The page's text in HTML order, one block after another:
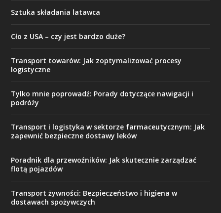
Sztuka składania latawca
Cło z USA – czy jest bardzo duże?
Transport towarów: Jak zoptymalizować procesy
logistyczne
Tylko mnie poprowadź: Porady dotyczące nawigacji i
podróży
Transport i logistyka w sektorze farmaceutycznym: Jak
zapewnić bezpieczne dostawy leków
Poradnik dla przewoźników: Jak skutecznie zarządzać
flotą pojazdów
Transport żywności: Bezpieczeństwo i higiena w
dostawach spożywczych